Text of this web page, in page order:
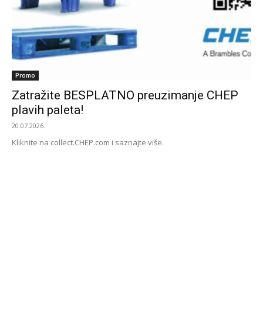
Promo
Zatražite BESPLATNO preuzimanje CHEP
plavih paleta!
20.07.2026.
Kliknite na collect.CHEP.com i saznajte više.